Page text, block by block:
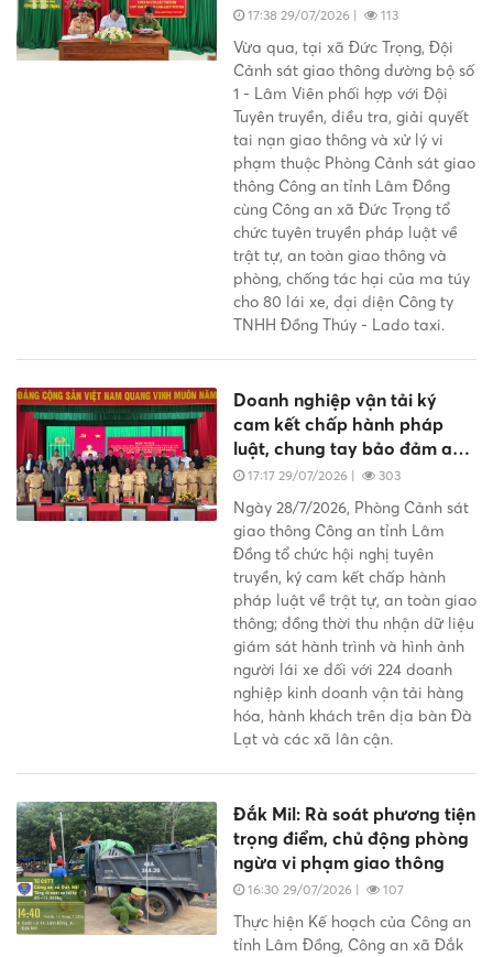
17:38 29/07/2026 | 113
Vừa qua, tại xã Đức Trọng, Đội
Cảnh sát giao thông đường bộ số
1 - Lâm Viên phối hợp với Đội
Tuyên truyền, điều tra, giải quyết
tai nạn giao thông và xử lý vi
phạm thuộc Phòng Cảnh sát giao
thông Công an tỉnh Lâm Đồng
cùng Công an xã Đức Trọng tổ
chức tuyên truyền pháp luật về
trật tự, an toàn giao thông và
phòng, chống tác hại của ma túy
cho 80 lái xe, đại diện Công ty
TNHH Đồng Thúy - Lado taxi.
Doanh nghiệp vận tải ký
cam kết chấp hành pháp
luật, chung tay bảo đảm an
toàn giao thông
17:17 29/07/2026 | 303
Ngày 28/7/2026, Phòng Cảnh sát
giao thông Công an tỉnh Lâm
Đồng tổ chức hội nghị tuyên
truyền, ký cam kết chấp hành
pháp luật về trật tự, an toàn giao
thông; đồng thời thu nhận dữ liệu
giám sát hành trình và hình ảnh
người lái xe đối với 224 doanh
nghiệp kinh doanh vận tải hàng
hóa, hành khách trên địa bàn Đà
Lạt và các xã lân cận.
Đắk Mil: Rà soát phương tiện
trọng điểm, chủ động phòng
ngừa vi phạm giao thông
16:30 29/07/2026 | 107
Thực hiện Kế hoạch của Công an
tỉnh Lâm Đồng, Công an xã Đắk